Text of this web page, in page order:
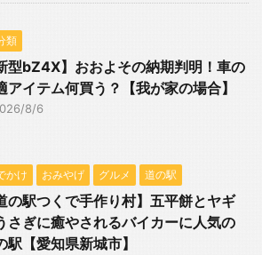
類
型bZ4X】おおよその納期判明！車の
アイテム何買う？【我が家の場合】
8/6
かけ おみやげ グルメ 道の駅
の駅つくで手作り村】五平餅とヤギ
さぎに癒やされるバイカーに人気の
駅【愛知県新城市】